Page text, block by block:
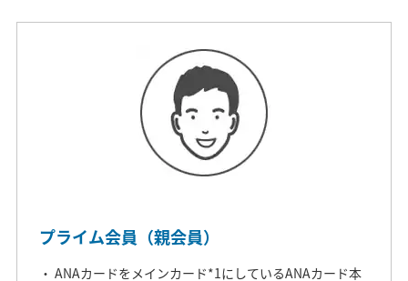
プライム会員（親会員）
ANAカードをメインカード*1にしているANAカード本